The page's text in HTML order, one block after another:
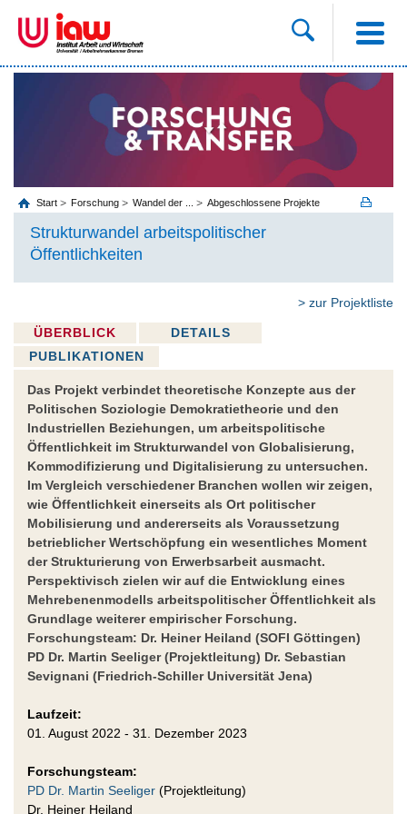
Start Forschung Wandel der ... Abgeschlossene Projekte
Strukturwandel arbeitspolitischer
Öffentlichkeiten
> zur Projektliste
ÜBERBLICK
DETAILS
PUBLIKATIONEN
Das Projekt verbindet theoretische Konzepte aus der
Politischen Soziologie Demokratietheorie und den
Industriellen Beziehungen, um arbeitspolitische
Öffentlichkeit im Strukturwandel von Globalisierung,
Kommodifizierung und Digitalisierung zu untersuchen.
Im Vergleich verschiedener Branchen wollen wir zeigen,
wie Öffentlichkeit einerseits als Ort politischer
Mobilisierung und andererseits als Voraussetzung
betrieblicher Wertschöpfung ein wesentliches Moment
der Strukturierung von Erwerbsarbeit ausmacht.
Perspektivisch zielen wir auf die Entwicklung eines
Mehrebenenmodells arbeitspolitischer Öffentlichkeit als
Grundlage weiterer empirischer Forschung.
Forschungsteam: Dr. Heiner Heiland (SOFI Göttingen)
PD Dr. Martin Seeliger (Projektleitung) Dr. Sebastian
Sevignani (Friedrich-Schiller Universität Jena)
Laufzeit:
01. August 2022 - 31. Dezember 2023
Forschungsteam:
PD Dr. Martin Seeliger (Projektleitung)
Dr. Heiner Heiland